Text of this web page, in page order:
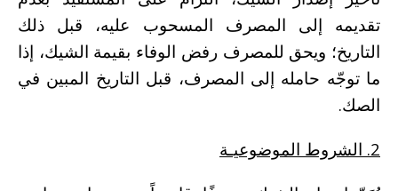
تقديمه إلى المصرف المسحوب عليه، قبل ذلك
التاريخ؛ ويحق للمصرف رفض الوفاء بقيمة الشيك، إذا
ما توجّه حامله إلى المصرف، قبل التاريخ المبين في
الصك.
2. الشروط الموضوعيـة